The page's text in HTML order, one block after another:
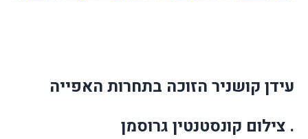
עידן קושניר הזוכה בתחרות האפייה
. צילום קונסטנטין גרוסמן